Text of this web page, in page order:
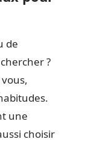
de
?
une
choisir